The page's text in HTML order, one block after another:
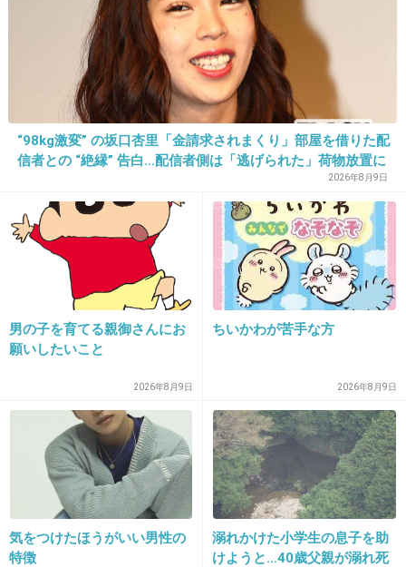
2013/12/31(火) 10:36:48
高いから食べ過ぎるほど買えないｗ
+20
季節限定や地域限定のが好きで見かけると買っ
てる
出典：blog-imgs-46.fc2.com
+35
きのこの山が好きだったけど、最近たけのこの里も好きに
なって来た、ヤバい。
+10 -7
36. 匿名
“98kg激変” の坂口杏里「金請求されまくり」部屋を借りた配
信者との “絶縁” 告白…配信者側は「逃げられた」荷物放置に
2026年8月9日
男の子を育てる親御さんにお
願いしたいこと
2026年8月9日
ちいかわが苦手な方
2026年8月9日
気をつけたほうがいい男性の
特徴
溺れかけた小学生の息子を助
けようと…40歳父親が溺れ死